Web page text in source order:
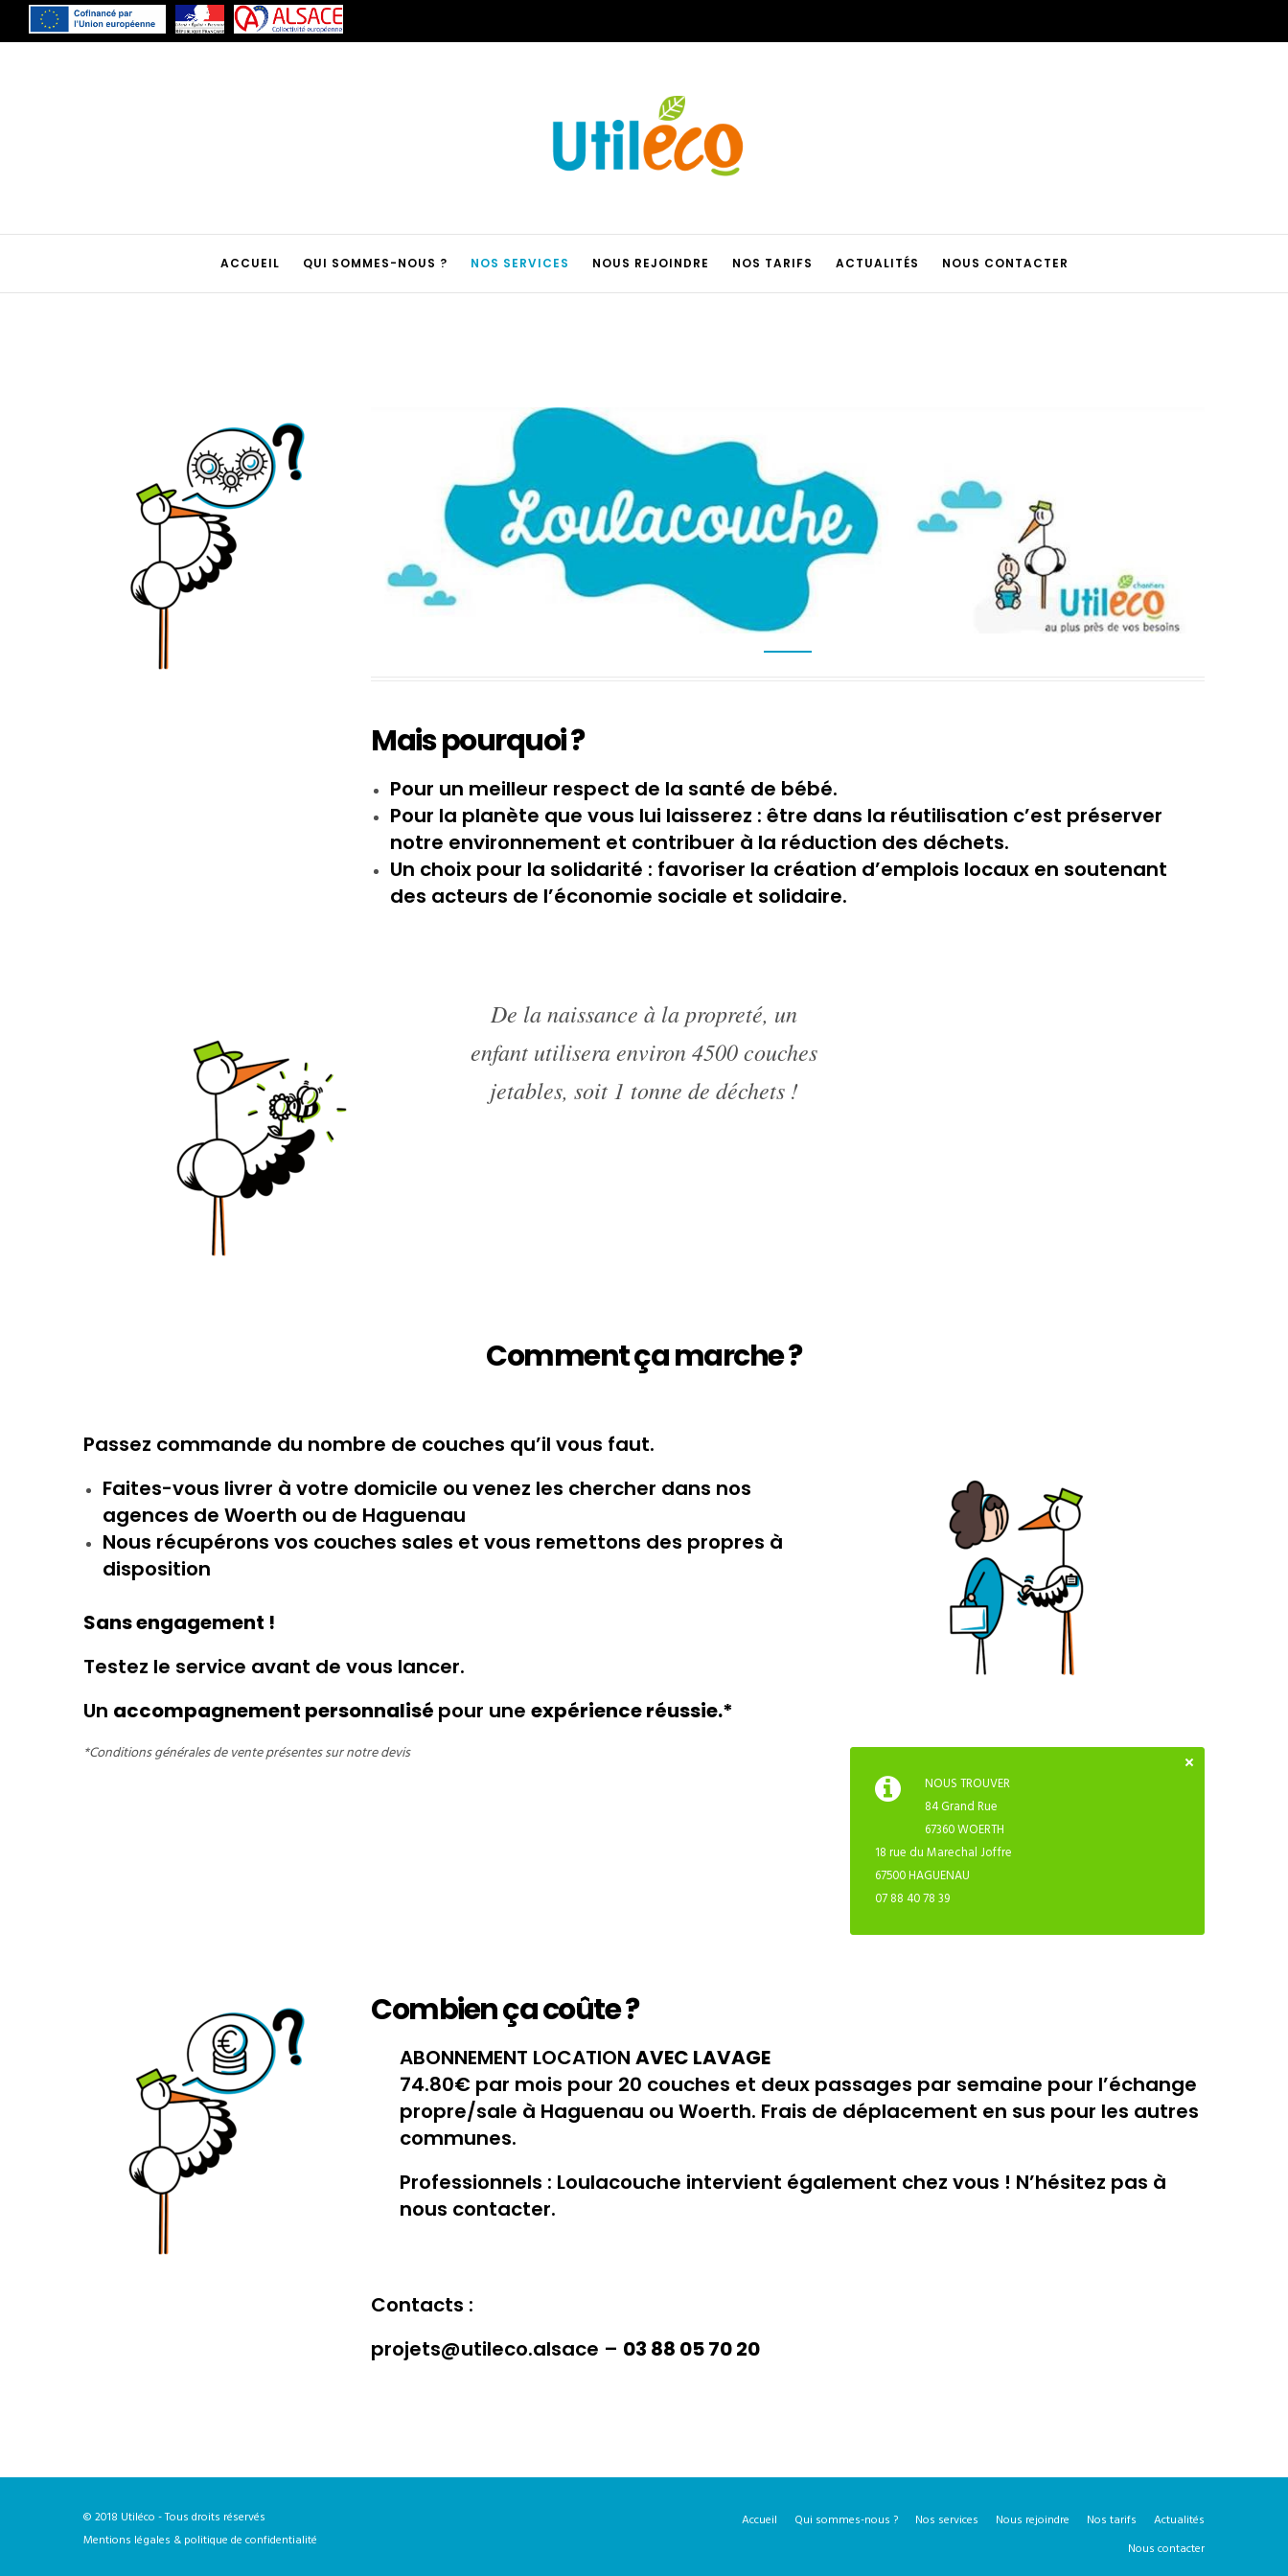
ACCUEIL QUI SOMMES-NOUS ? NOS SERVICES NOUS REJOINDRE NOS TARIFS ACTUALITÉS NOUS CONTACTER
Mais pourquoi ?
Pour un meilleur respect de la santé de bébé.
Pour la planète que vous lui laisserez : être dans la réutilisation c’est préserver
notre environnement et contribuer à la réduction des déchets.
Un choix pour la solidarité : favoriser la création d’emplois locaux en soutenant
des acteurs de l’économie sociale et solidaire.
De la naissance à la propreté, un
enfant utilisera environ 4500 couches
jetables, soit 1 tonne de déchets !
Comment ça marche ?
Passez commande du nombre de couches qu’il vous faut.
Faites-vous livrer à votre domicile ou venez les chercher dans nos
agences de Woerth ou de Haguenau
Nous récupérons vos couches sales et vous remettons des propres à
disposition
Sans engagement !
Testez le service avant de vous lancer.
Un accompagnement personnalisé pour une expérience réussie.*
*Conditions générales de vente présentes sur notre devis
NOUS TROUVER
84 Grand Rue
67360 WOERTH
18 rue du Marechal Joffre
67500 HAGUENAU
07 88 40 78 39
Combien ça coûte ?
ABONNEMENT LOCATION AVEC LAVAGE
74.80€ par mois pour 20 couches et deux passages par semaine pour l’échange
propre/sale à Haguenau ou Woerth. Frais de déplacement en sus pour les autres
communes.
Professionnels : Loulacouche intervient également chez vous ! N’hésitez pas à
nous contacter.
Contacts :
projets@utileco.alsace – 03 88 05 70 20
© 2018 Utiléco - Tous droits réservés
Mentions légales & politique de confidentialité
Accueil Qui sommes-nous ? Nos services Nous rejoindre Nos tarifs
Actualités
Nous contacter